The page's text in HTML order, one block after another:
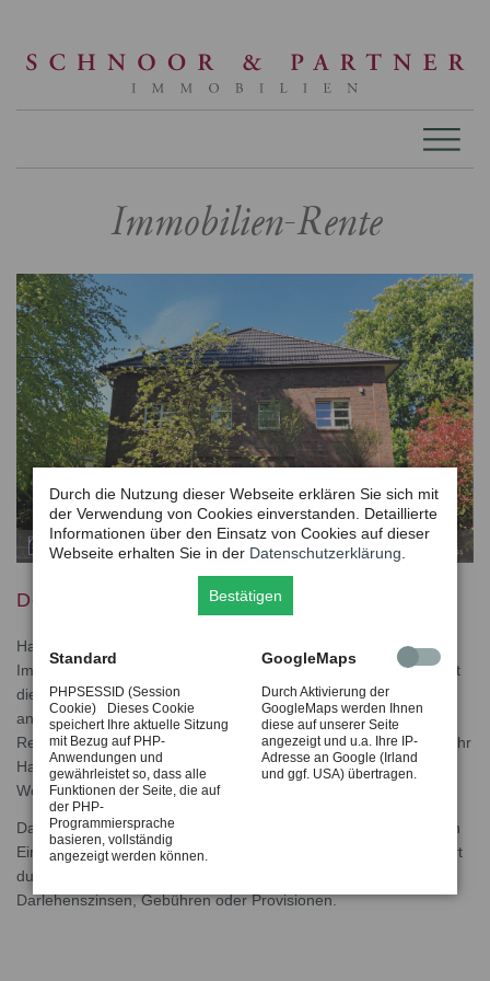
Immobilien-Rente
Den Ruhestand zuhause genießen
Haben Sie schon einmal überlegt, das Vermögen aus Ihrer
Immobilie zu nutzen ohne dass Sie ausziehen müssen? Sich mit
diesem Geld den Ruhestand zu verschönern, ganz ohne
anstrengenden und teuren Umzug? Das ist mit der Immobilien-
Rente möglich. Die Deutsche Leibrenten Grundbesitz AG kauft Ihr
Haus oder Ihre Wohnung und Sie behalten das lebenslange
Wohnrecht.
Dafür bekommen Sie regelmäßige monatliche Zahlungen, einen
Einmalbetrag oder eine Kombination aus beidem. Alles gesichert
durch einen notariellen Vertrag und ohne laufende
Darlehenszinsen, Gebühren oder Provisionen.
Durch die Nutzung dieser Webseite erklären Sie sich mit
der Verwendung von Cookies einverstanden. Detaillierte
Informationen über den Einsatz von Cookies auf dieser
Webseite erhalten Sie in der Datenschutzerklärung
Bestätigen
Standard
PHPSESSID (Session
Cookie) Dieses Cookie
speichert Ihre aktuelle Sitzung
mit Bezug auf PHP-
Anwendungen und
gewährleistet so, dass alle
Funktionen der Seite, die auf
der PHP-
Programmiersprache
basieren, vollständig
angezeigt werden können.
GoogleMaps
Durch Aktivierung der
GoogleMaps werden Ihnen
diese auf unserer Seite
angezeigt und u.a. Ihre IP-
Adresse an Google (Irland
und ggf. USA) übertragen.